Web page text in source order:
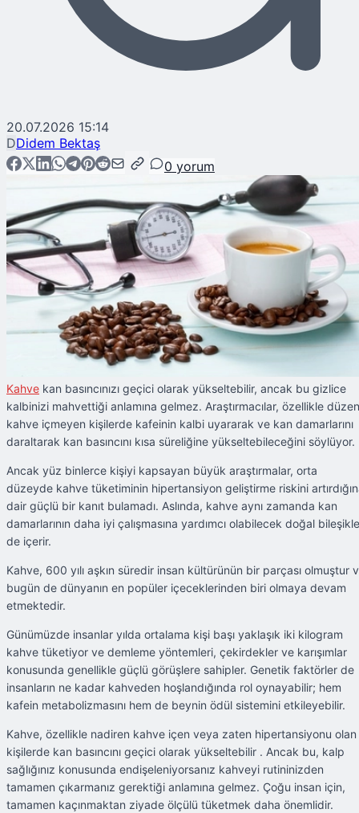
20.07.2026 15:14
DDidem Bektaş
0 yorum
Kahve kan basıncınızı geçici olarak yükseltebilir, ancak bu gizlice
kalbinizi mahvettiği anlamına gelmez. Araştırmacılar, özellikle
kahve içmeyen kişilerde kafeinin kalbi uyararak ve kan damarlarını
daraltarak kan basıncını kısa süreliğine yükseltebileceğini söylüyor.
Ancak yüz binlerce kişiyi kapsayan büyük araştırmalar, orta
düzeyde kahve tüketiminin hipertansiyon geliştirme riskini
dair güçlü bir kanıt bulamadı. Aslında, kahve aynı zamanda kan
damarlarının daha iyi çalışmasına yardımcı olabilecek doğal
de içerir.
Kahve, 600 yılı aşkın süredir insan kültürünün bir parçası olmuştur
bugün de dünyanın en popüler içeceklerinden biri olmaya devam
etmektedir.
Günümüzde insanlar yılda ortalama kişi başı yaklaşık iki kilogram
kahve tüketiyor ve demleme yöntemleri, çekirdekler ve karışımlar
konusunda genellikle güçlü görüşlere sahipler. Genetik faktörler de
insanların ne kadar kahveden hoşlandığında rol oynayabilir; hem
kafein metabolizmasını hem de beynin ödül sistemini etkileyebilir.
Kahve, özellikle nadiren kahve içen veya zaten hipertansiyonu olan
kişilerde kan basıncını geçici olarak yükseltebilir . Ancak bu, kalp
sağlığınız konusunda endişeleniyorsanız kahveyi rutininizden
tamamen çıkarmanız gerektiği anlamına gelmez. Çoğu insan için,
tamamen kaçınmaktan ziyade ölçülü tüketmek daha önemlidir.